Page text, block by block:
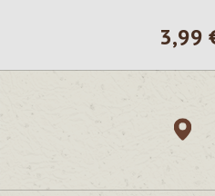
Prezzo
3,99